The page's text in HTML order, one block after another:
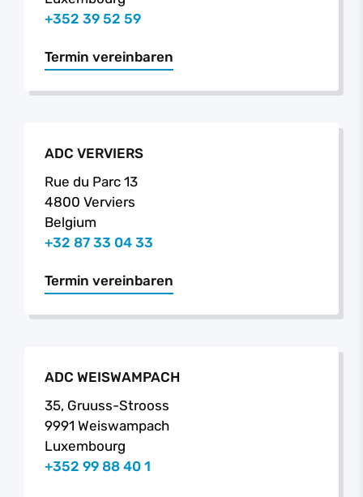
+352 39 52 59
Termin vereinbaren
ADC VERVIERS
Rue du Parc 13
4800 Verviers
Belgium
+32 87 33 04 33
Termin vereinbaren
ADC WEISWAMPACH
35, Gruuss-Strooss
9991 Weiswampach
Luxembourg
+352 99 88 40 1